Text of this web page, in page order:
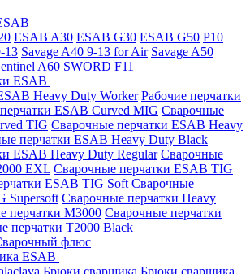
ESAB A30 ESAB G30 ESAB G50 P10
13 Savage A40 9-13 for Air Savage A50
A60 SWORD F11
ESAB
Heavy Duty Worker Рабочие перчатки
ESAB Curved MIG Сварочные
TIG Сварочные перчатки ESAB Heavy
перчатки ESAB Heavy Duty Black
ESAB Heavy Duty Regular Сварочные
EXL Сварочные перчатки ESAB TIG
ESAB TIG Soft Сварочные
Supersoft Сварочные перчатки Heavy
перчатки M3000 Сварочные перчатки
перчатки T2000 Black
флюс
ESAB
Брюки сварщика Брюки сварщика